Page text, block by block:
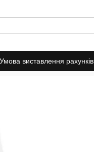
Умова виставлення рахунків
Відгуки про магазин